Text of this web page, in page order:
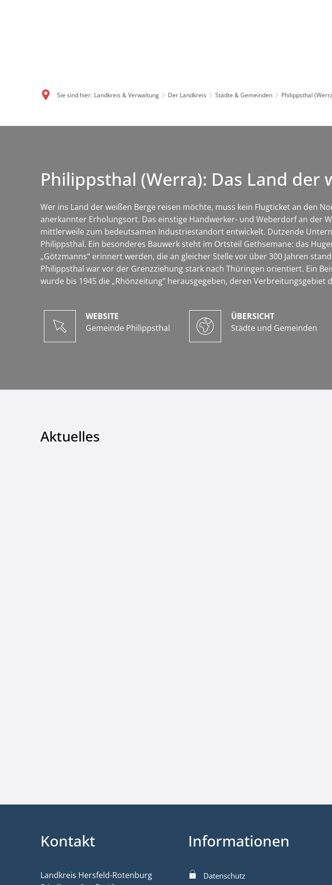
Sie sind hier: Landkreis & Verwaltung Der Landkreis Städte & Gemeinden Philippsthal
Philippsthal (Werra): Das Land der
Wer ins Land der weißen Berge reisen möchte, muss kein Flugticket an den
anerkannter Erholungsort. Das einstige Handwerker- und Weberdorf an der
mittlerweile zum bedeutsamen Industriestandort entwickelt. Dutzende
Philippsthal. Ein besonderes Bauwerk steht im Ortsteil Gethsemane: das
„Götzmanns“ erinnert werden, die an gleicher Stelle vor über 300 Jahren
Philippsthal war vor der Grenzziehung stark nach Thüringen orientiert. Ein
wurde bis 1945 die „Rhönzeitung“ herausgegeben, deren Verbreitungsgebiet
WEBSITE
Gemeinde Philippsthal
ÜBERSICHT
Städte und Gemeinden
Aktuelles
Kontakt
Landkreis Hersfeld-Rotenburg
Informationen
Datenschutz